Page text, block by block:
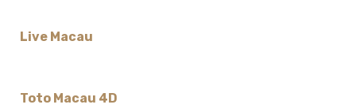
Live Macau
Toto Macau 4D